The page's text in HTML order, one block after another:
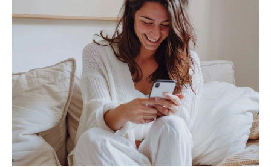
toutes les chances de votre côté pour
rapidement et au meilleur prix.
Trouver une location, c’est trouver un
lieu de vie
À la recherche d’unappartement à louer à
Saint-Priest, d’unstudio, ou d’une
familiale ? Nos agences vous proposent une
sélection rigoureuse de biens locatifs, mise à